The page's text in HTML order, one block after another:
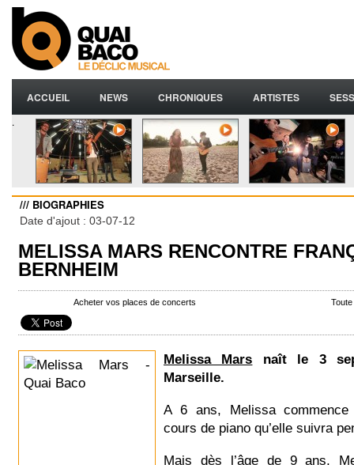
ACCUEIL NEWS CHRONIQUES ARTISTES
.
/// BIOGRAPHIES
Date d'ajout : 03-07-12
MELISSA MARS RENCONTRE
BERNHEIM
Acheter vos places de concerts
Melissa Mars naît le 3
Marseille.
A 6 ans, Melissa
cours de piano qu’elle suivra
Mais dès l’âge de 9 ans,